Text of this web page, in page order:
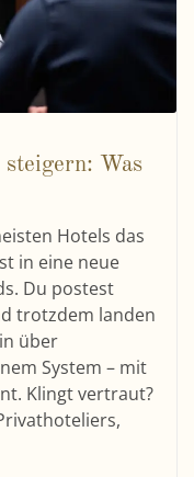
Was
Hotels das
in eine neue
Du postest
trotzdem landen
über
System – mit
Klingt vertraut?